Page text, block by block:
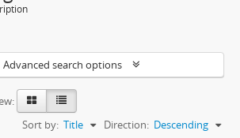
Advanced search options
Sort by: Title Direction: Descending